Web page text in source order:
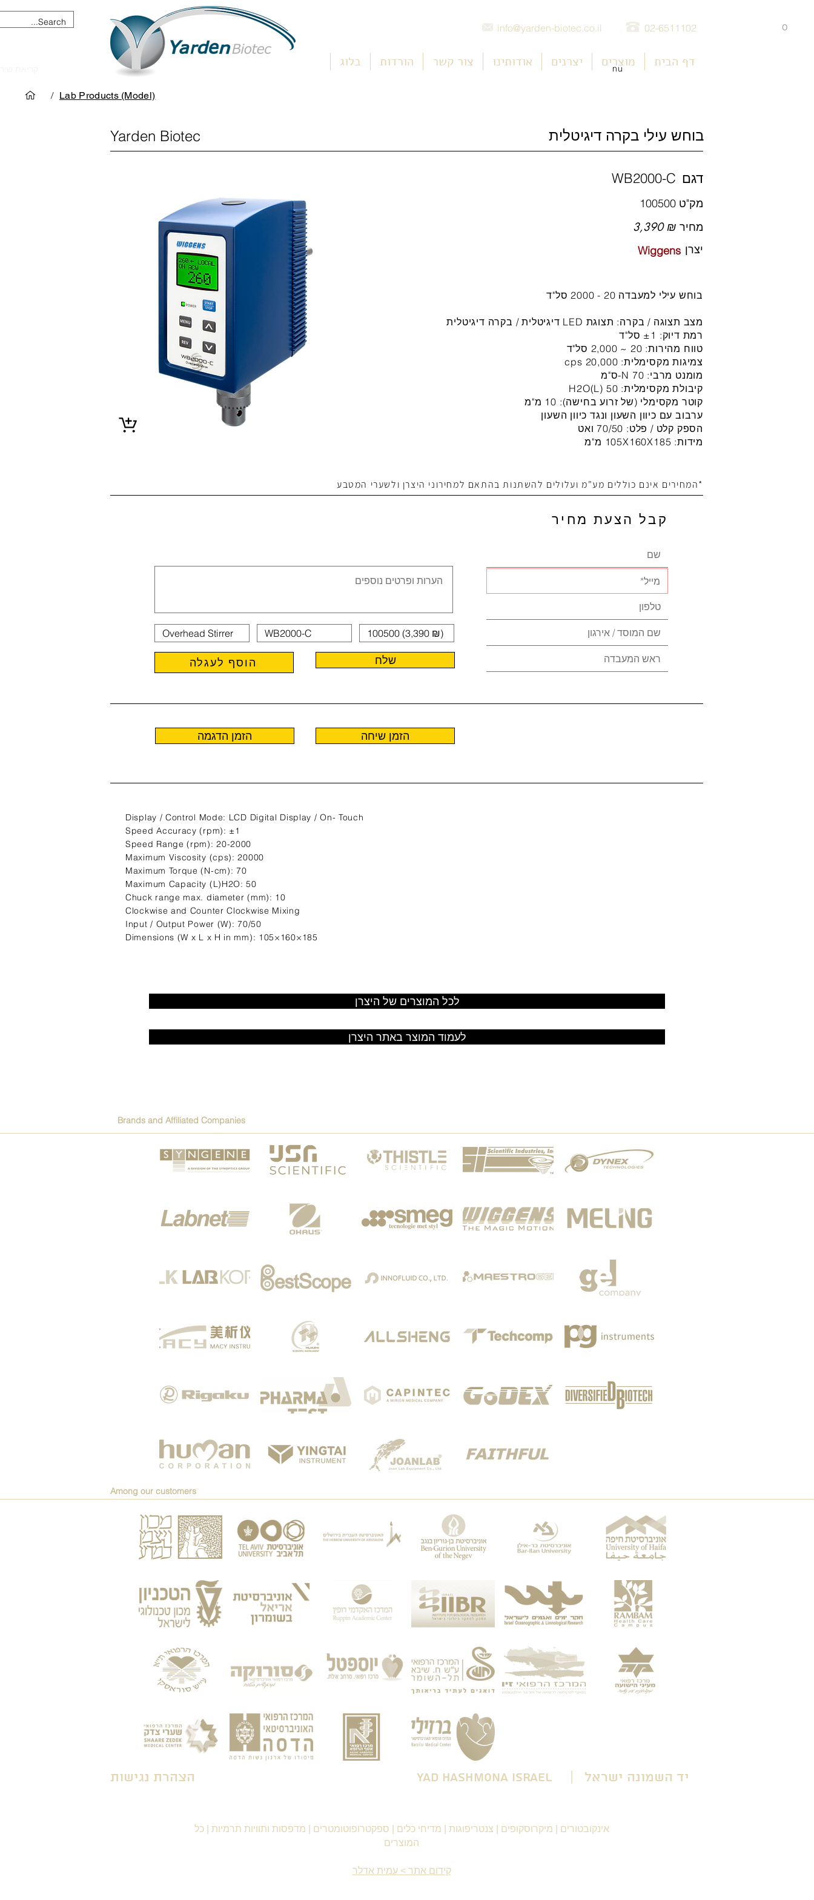
info@yarden-biotec.co.il 02-6511102
דף הבית מוצרים יצרנים אודותינו צור קשר הורדות בלוג nu
0
/ Lab Products (Model)
Yarden Biotec בוחש עילי בקרה דיגיטלית
WB2000-C דגם
מק"ט 100500
3,390 ₪ מחיר
Wiggens יצרן
בוחש עילי למעבדה 20 - 2000 סל"ד
מצב תצוגה / בקרה: תצוגת LED דיגיטלית / בקרה דיגיטלית
רמת דיוק: ±1 סל"ד
טווח מהירות: 20 ~ 2,000 סל"ד
צמיגות מקסימלית: 20,000 cps
מומנט מרבי: 70 N-ס"מ
קיבולת מקסימלית: 50 (L)H2O
קוטר מקסימלי (של זרוע בחישה): 10 מ"מ
ערבוב עם כיוון השעון ונגד כיוון השעון
הספק קלט / פלט: 70/50 ואט
מידות: 105X160X185 מ"מ
*המחירים אינם כוללים מע"מ ועלולים להשתנות בהתאם למחירוני היצרן ולשערי המטבע
קבל הצעת מחיר
הוסף לעגלה שלח
הזמן הדגמה הזמן שיחה
Display / Control Mode: LCD Digital Display / On- Touch
Speed Accuracy (rpm): ±1
Speed Range (rpm): 20-2000
Maximum Viscosity (cps): 20000
Maximum Torque (N-cm): 70
Maximum Capacity (L)H2O: 50
Chuck range max. diameter (mm): 10
Clockwise and Counter Clockwise Mixing
Input / Output Power (W): 70/50
Dimensions (W x L x H in mm): 105×160×185
לכל המוצרים של היצרן
לעמוד המוצר באתר היצרן
Brands and Affiliated Companies
Among our customers
הצהרת נגישות יד השמונה ישראל | Yad HaShmona Israel
אינקובטורים מיקרוסקופים צנטריפוגות מדיחי כלים ספקטרופוטומטרים מדפסות ותוויות תרמיות |כל
המוצרים
קידום אתר > עמית אדלר